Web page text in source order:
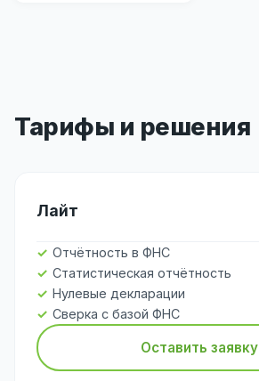
Тарифы и решения
Лайт
Отчётность в ФНС
Статистическая отчётность
Нулевые декларации
Сверка с базой ФНС
Оставить заявку